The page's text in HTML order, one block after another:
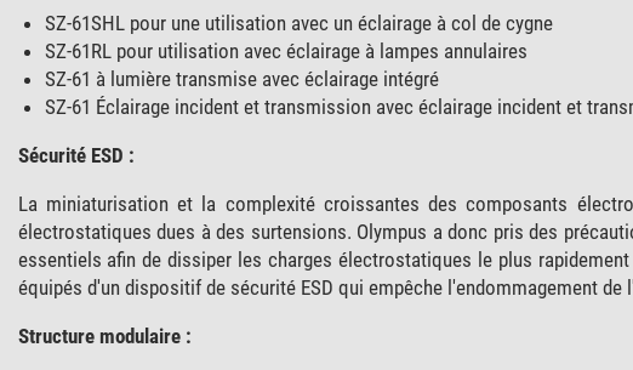
SZ-61SHL pour une utilisation avec un éclairage à col de cygne
SZ-61RL pour utilisation avec éclairage à lampes annulaires
SZ-61 à lumière transmise avec éclairage intégré
SZ-61 Éclairage incident et transmission avec éclairage incident et
Sécurité ESD :
La miniaturisation et la complexité croissantes des composants
électrostatiques dues à des surtensions. Olympus a donc pris des
essentiels afin de dissiper les charges électrostatiques le plus
équipés d'un dispositif de sécurité ESD qui empêche l'endommagement de
Structure modulaire :